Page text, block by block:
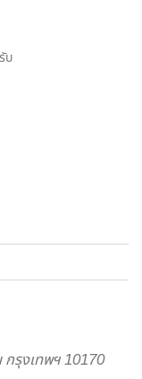
สร้างความประทับ
จทุกรายละเอียด
ามต้องการของ
ระเช้าดอกไม้
ปแบบ ก็มั่นใจ
ได้เลย
กไม้ เพื่อให้ทุกผล
นบริการส่งดอกไม้
กร้านของเรา
สามารถดูแลรักษา
า คือ ร้านดอกไม้
ล์ของคนยุคใหม่
บ
รุงเทพฯ 10170